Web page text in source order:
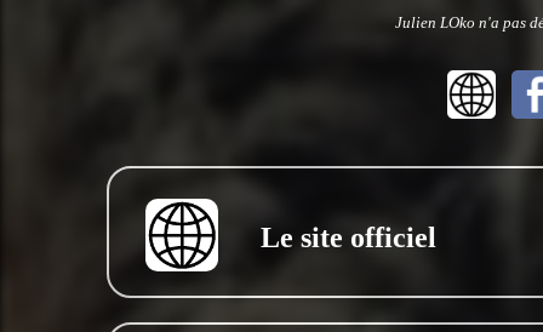
Julien LOko n'a pas
Le site officiel